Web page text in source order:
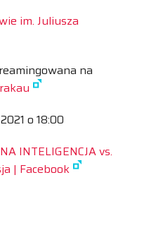
im. Juliusza
na
o 18:00
INTELIGENCJA vs.
| Facebook